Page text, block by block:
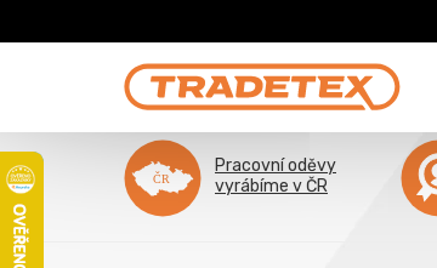
Pracovní oděvy
vyrábíme v ČR